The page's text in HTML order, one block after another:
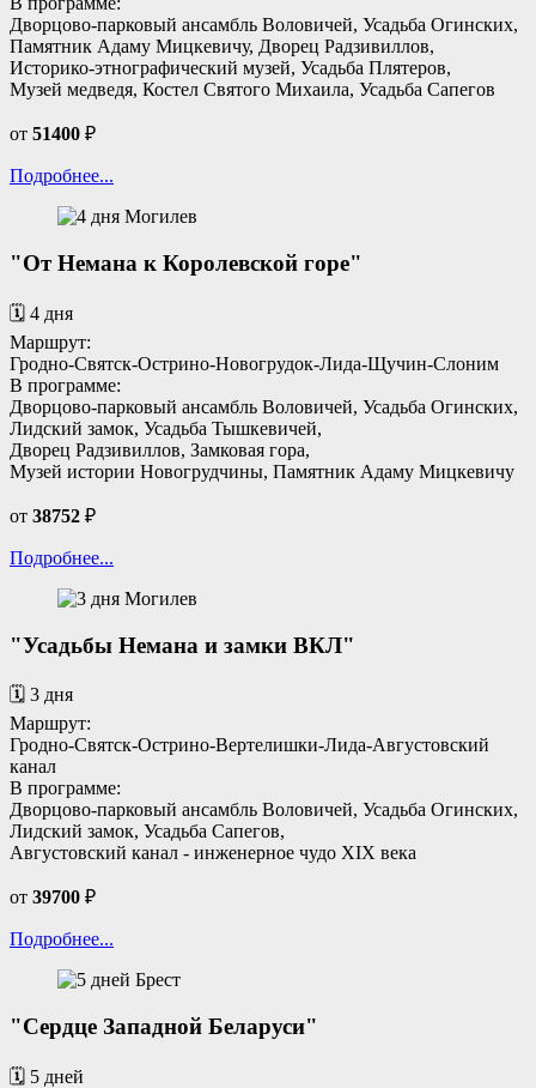
Дворцово-парковый ансамбль Воловичей, Усадьба Огинских,
Памятник Адаму Мицкевичу, Дворец Радзивиллов,
Историко-этнографический музей, Усадьба Плятеров,
Музей медведя, Костел Святого Михаила, Усадьба Сапегов
от 51400 ₽
Подробнее...
"От Немана к Королевской горе"
🗓️ 4 дня
Маршрут:
Гродно-Святск-Острино-Новогрудок-Лида-Щучин-Слоним
В программе:
Дворцово-парковый ансамбль Воловичей, Усадьба Огинских,
Лидский замок, Усадьба Тышкевичей,
Дворец Радзивиллов, Замковая гора,
Музей истории Новогрудчины, Памятник Адаму Мицкевичу
от 38752 ₽
Подробнее...
"Усадьбы Немана и замки ВКЛ"
🗓️ 3 дня
Маршрут:
Гродно-Святск-Острино-Вертелишки-Лида-Августовский
канал
В программе:
Дворцово-парковый ансамбль Воловичей, Усадьба Огинских,
Лидский замок, Усадьба Сапегов,
Августовский канал - инженерное чудо XIX века
от 39700 ₽
Подробнее...
"Сердце Западной Беларуси"
🗓️ 5 дней